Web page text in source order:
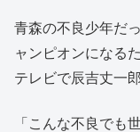
青森の不良少年だ
ャンピオンになる
テレビで辰吉丈一
「こんな不良でも